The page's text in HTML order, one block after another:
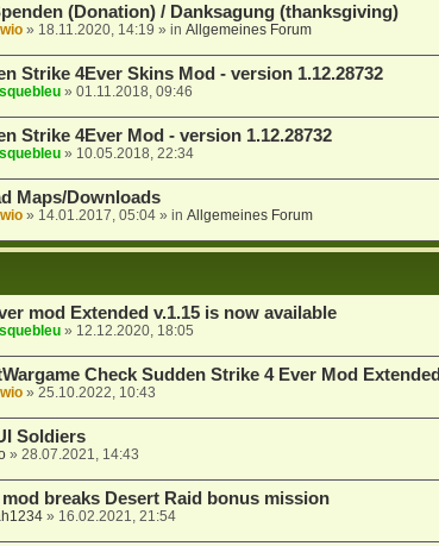
(Donation) / Danksagung (thanksgiving)
» 18.11.2020, 14:19 » in Allgemeines Forum
Strike 4Ever Skins Mod - version 1.12.28732
» 01.11.2018, 09:46
Strike 4Ever Mod - version 1.12.28732
» 10.05.2018, 22:34
Maps/Downloads
» 14.01.2017, 05:04» in Allgemeines Forum
mod Extended v.1.15 is now available
» 12.12.2020, 18:05
Check Sudden Strike 4 Ever Mod Extended
» 25.10.2022, 10:43
Soldiers
» 28.07.2021, 14:43
mod breaks Desert Raid bonus mission
» 16.02.2021, 21:54